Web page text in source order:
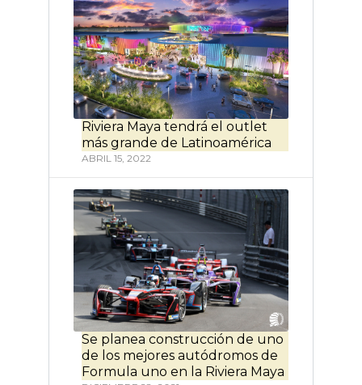
Riviera Maya tendrá el outlet
más grande de Latinoamérica
ABRIL 15, 2022
Se planea construcción de uno
de los mejores autódromos de
Formula uno en la Riviera Maya